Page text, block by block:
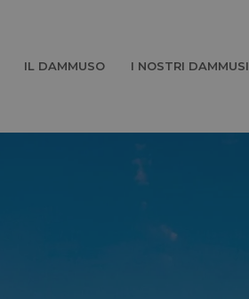
IL DAMMUSO I NOSTRI DAMMUSI